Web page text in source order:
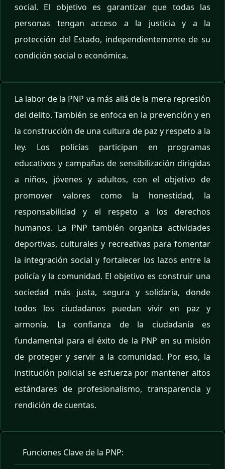
social. El objetivo es garantizar que todas las
personas tengan acceso a la justicia y a la
protección del Estado, independientemente de su
condición social o económica.
La labor de la PNP va más allá de la mera represión
del delito. También se enfoca en la prevención y en
la construcción de una cultura de paz y respeto a la
ley. Los policías participan en programas
educativos y campañas de sensibilización dirigidas
a niños, jóvenes y adultos, con el objetivo de
promover valores como la honestidad, la
responsabilidad y el respeto a los derechos
humanos. La PNP también organiza actividades
deportivas, culturales y recreativas para fomentar
la integración social y fortalecer los lazos entre la
policía y la comunidad. El objetivo es construir una
sociedad más justa, segura y solidaria, donde
todos los ciudadanos puedan vivir en paz y
armonía. La confianza de la ciudadanía es
fundamental para el éxito de la PNP en su misión
de proteger y servir a la comunidad. Por eso, la
institución policial se esfuerza por mantener altos
estándares de profesionalismo, transparencia y
rendición de cuentas.
Funciones Clave de la PNP: